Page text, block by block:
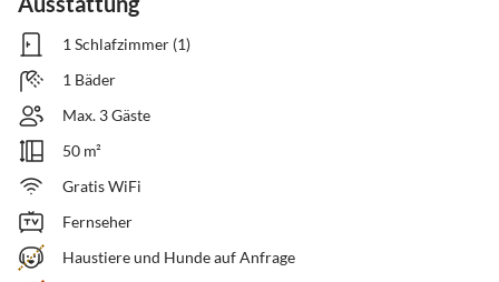
1 Schlafzimmer (1)
1 Bäder
Max. 3 Gäste
50 m²
Gratis WiFi
Fernseher
Haustiere und Hunde auf Anfrage